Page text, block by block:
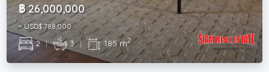
฿ 26,000,000
~ USD$ 788,000
2 | 3 | 185 m2